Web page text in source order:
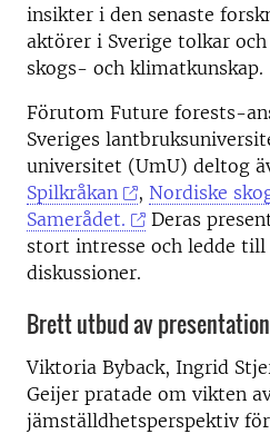
insikter i den senaste
aktörer i Sverige tolkar
skogs- och klimatkunskap.
Förutom Future forests-
Sveriges
universitet (UmU) deltog
Spilkråkan
, Nordiske
Samerådet.
Deras
stort intresse och ledde till
diskussioner.
Brett utbud av
Viktoria Byback, Ingrid
Geijer pratade om vikten
jämställdhetsperspektiv